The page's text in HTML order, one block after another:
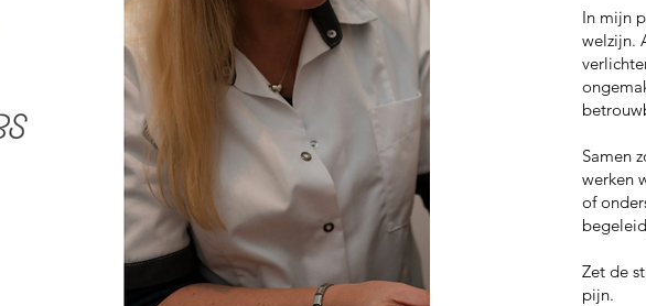
In mijn
welzijn.
Samen
werken
of
Zet de
pijn.